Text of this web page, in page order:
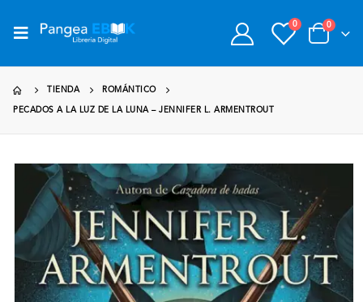
0 0
TIENDA ROMÁNTICO
PECADOS A LA LUZ DE LA LUNA – JENNIFER L. ARMENTROUT